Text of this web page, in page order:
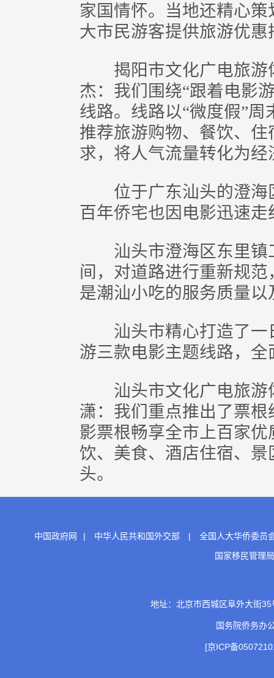
家国情怀。当地还精心
大市民游客提供旅游优惠
揭阳市文化广电旅游
杰：我们围绕“跟着电影
线路。线路以“微度假”
推荐旅游购物、餐饮、
求，将人气流量转化为经
位于广东汕头的澄海
百年侨宅也因电影迅速走
汕头市澄海区东里镇
间，对道路进行重新规
是潮汕小吃的服务质量以
汕头市精心打造了一
游三款电影主题线路，
汕头市文化广电旅游
潇：我们重点推出了票
影票根畅享全市上百家
饮、美食、酒店住宿、
头。
中国政府网 | 中华人民共和国外交部 |
全国人大华侨委员
国家移民管理局
地址：北京市西城区阜外大街
国务院侨务
[京ICP备